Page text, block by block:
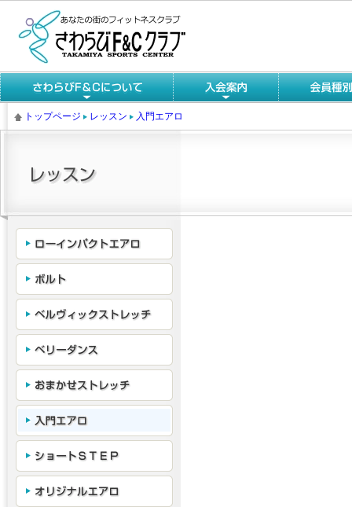
トップページ レッスン 入門エアロ